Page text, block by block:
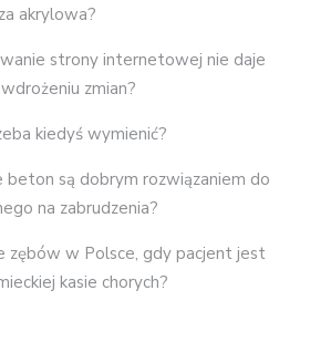
akrylowa?
strony internetowej nie daje
zmian?
kiedyś wymienić?
beton są dobrym rozwiązaniem do
na zabrudzenia?
zębów w Polsce, gdy pacjent jest
kasie chorych?